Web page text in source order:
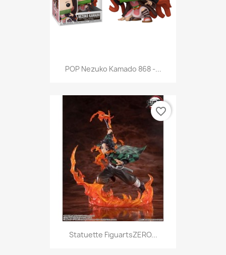
POP Nezuko Kamado 868 -...
Statuette FiguartsZERO...
favorite_border